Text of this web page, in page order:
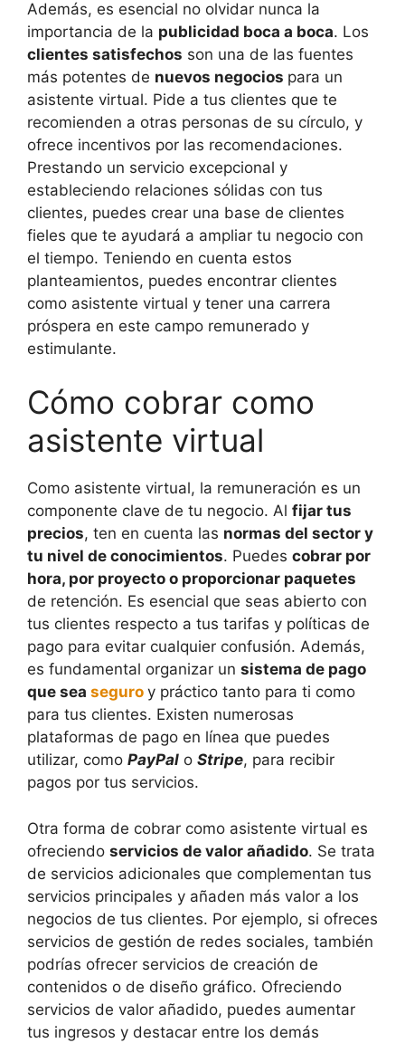
Además, es esencial no olvidar nunca la
importancia de la publicidad boca a boca. Los
clientes satisfechos son una de las fuentes
más potentes de nuevos negocios para un
asistente virtual. Pide a tus clientes que te
recomienden a otras personas de su círculo, y
ofrece incentivos por las recomendaciones.
Prestando un servicio excepcional y
estableciendo relaciones sólidas con tus
clientes, puedes crear una base de clientes
fieles que te ayudará a ampliar tu negocio con
el tiempo. Teniendo en cuenta estos
planteamientos, puedes encontrar clientes
como asistente virtual y tener una carrera
próspera en este campo remunerado y
estimulante.
Cómo cobrar como
asistente virtual
Como asistente virtual, la remuneración es un
componente clave de tu negocio. Al fijar tus
precios, ten en cuenta las normas del sector y
tu nivel de conocimientos. Puedes cobrar por
hora, por proyecto o proporcionar paquetes
de retención. Es esencial que seas abierto con
tus clientes respecto a tus tarifas y políticas de
pago para evitar cualquier confusión. Además,
es fundamental organizar un sistema de pago
que sea seguro y práctico tanto para ti como
para tus clientes. Existen numerosas
plataformas de pago en línea que puedes
utilizar, como PayPal o Stripe, para recibir
pagos por tus servicios.
Otra forma de cobrar como asistente virtual es
ofreciendo servicios de valor añadido. Se trata
de servicios adicionales que complementan tus
servicios principales y añaden más valor a los
negocios de tus clientes. Por ejemplo, si ofreces
servicios de gestión de redes sociales, también
podrías ofrecer servicios de creación de
contenidos o de diseño gráfico. Ofreciendo
servicios de valor añadido, puedes aumentar
tus ingresos y destacar entre los demás